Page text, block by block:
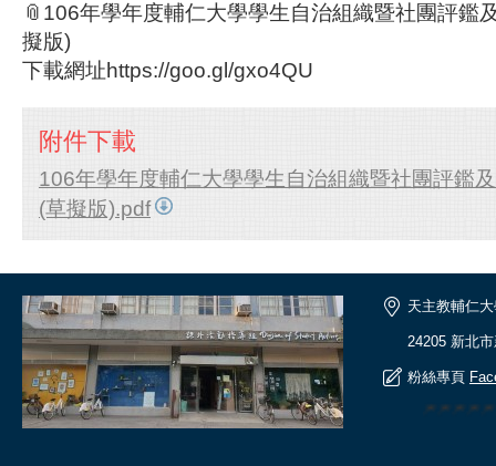
📎106年學年度輔仁大學學生自治組織暨社團評鑑
擬版)
下載網址https://goo.gl/gxo4QU
附件下載
106年學年度輔仁大學學生自治組織暨社團評鑑
(草擬版).pdf
天主教輔仁
24205 新北
粉絲專頁